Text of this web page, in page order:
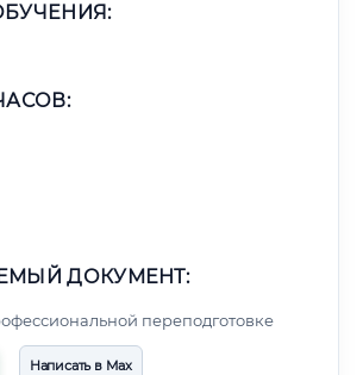
ДОКУМЕНТ:
переподготовке
Написать в Max